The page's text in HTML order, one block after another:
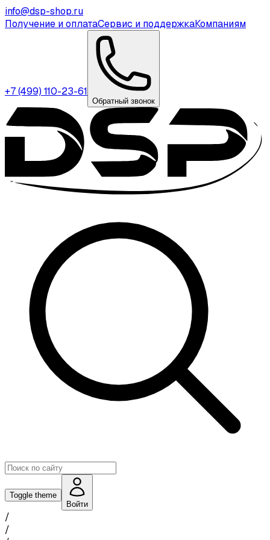
info@dsp-shop.ru
Получение и оплатаСервис и поддержкаКомпаниям
+7 (499) 110-23-61
Обратный звонок
Toggle theme
Войти
/
/